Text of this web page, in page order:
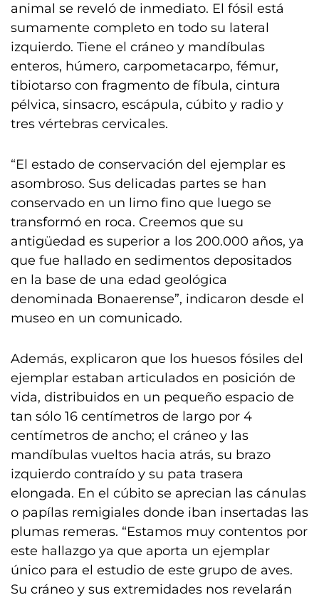
animal se reveló de inmediato. El fósil está
sumamente completo en todo su lateral
izquierdo. Tiene el cráneo y mandíbulas
enteros, húmero, carpometacarpo, fémur,
tibiotarso con fragmento de fíbula, cintura
pélvica, sinsacro, escápula, cúbito y radio y
tres vértebras cervicales.
“El estado de conservación del ejemplar es
asombroso. Sus delicadas partes se han
conservado en un limo fino que luego se
transformó en roca. Creemos que su
antigüedad es superior a los 200.000 años, ya
que fue hallado en sedimentos depositados
en la base de una edad geológica
denominada Bonaerense”, indicaron desde el
museo en un comunicado.
Además, explicaron que los huesos fósiles del
ejemplar estaban articulados en posición de
vida, distribuidos en un pequeño espacio de
tan sólo 16 centímetros de largo por 4
centímetros de ancho; el cráneo y las
mandíbulas vueltos hacia atrás, su brazo
izquierdo contraído y su pata trasera
elongada. En el cúbito se aprecian las cánulas
o papílas remigiales donde iban insertadas las
plumas remeras. “Estamos muy contentos por
este hallazgo ya que aporta un ejemplar
único para el estudio de este grupo de aves.
Su cráneo y sus extremidades nos revelarán